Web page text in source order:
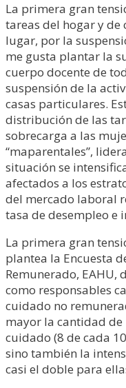
La primera gran
tareas del hogar y
lugar, por la
me gusta plantar la
cuerpo docente de
suspensión de la
casas particulares.
distribución de las
sobrecarga a las
“maparentales”,
situación se
afectados a los
del mercado laboral
tasa de desempleo e
La primera gran
plantea la Encuesta
Remunerado, EAHU,
como responsables
cuidado no
mayor la cantidad
cuidado (8 de cada
sino también la
casi el doble para